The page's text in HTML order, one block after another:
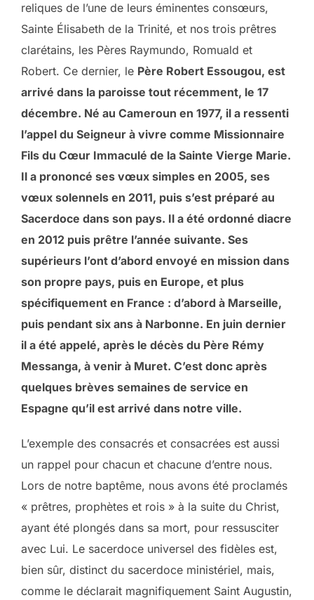
reliques de l’une de leurs éminentes consœurs,
Sainte Élisabeth de la Trinité, et nos trois prêtres
clarétains, les Pères Raymundo, Romuald et
Robert. Ce dernier, le Père Robert Essougou, est
arrivé dans la paroisse tout récemment, le 17
décembre. Né au Cameroun en 1977, il a ressenti
l’appel du Seigneur à vivre comme Missionnaire
Fils du Cœur Immaculé de la Sainte Vierge Marie.
Il a prononcé ses vœux simples en 2005, ses
vœux solennels en 2011, puis s’est préparé au
Sacerdoce dans son pays. Il a été ordonné diacre
en 2012 puis prêtre l’année suivante. Ses
supérieurs l’ont d’abord envoyé en mission dans
son propre pays, puis en Europe, et plus
spécifiquement en France : d’abord à Marseille,
puis pendant six ans à Narbonne. En juin dernier
il a été appelé, après le décès du Père Rémy
Messanga, à venir à Muret. C’est donc après
quelques brèves semaines de service en
Espagne qu’il est arrivé dans notre ville.
L’exemple des consacrés et consacrées est aussi
un rappel pour chacun et chacune d’entre nous.
Lors de notre baptême, nous avons été proclamés
« prêtres, prophètes et rois » à la suite du Christ,
ayant été plongés dans sa mort, pour ressusciter
avec Lui. Le sacerdoce universel des fidèles est,
bien sûr, distinct du sacerdoce ministériel, mais,
comme le déclarait magnifiquement Saint Augustin,